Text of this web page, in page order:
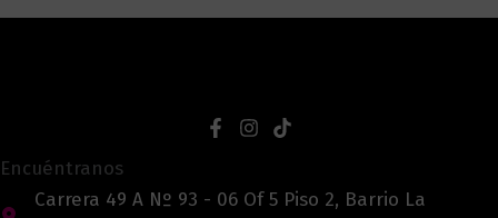
Encuéntranos
Carrera 49 A Nº 93 - 06 Of 5 Piso 2, Barrio La